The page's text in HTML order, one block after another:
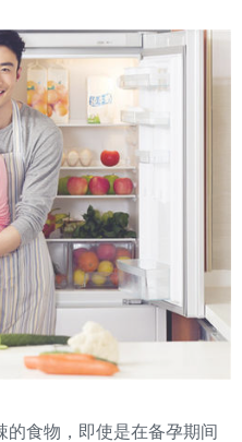
食物，即使是在备孕期间